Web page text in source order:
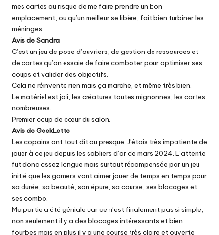
mes cartes au risque de me faire prendre un bon
emplacement, ou qu’un meilleur se libère, fait bien turbiner les
méninges.
Avis de Sandra
C’est un jeu de pose d’ouvriers, de gestion de ressources et
de cartes qu’on essaie de faire comboter pour optimiser ses
coups et valider des objectifs.
Cela ne réinvente rien mais ça marche, et même très bien.
Le matériel est joli, les créatures toutes mignonnes, les cartes
nombreuses.
Premier coup de cœur du salon.
Avis de GeekLette
Les copains ont tout dit ou presque. J’étais très impatiente de
jouer à ce jeu depuis les sabliers d’or de mars 2024. L’attente
fut donc assez longue mais surtout récompensée par un jeu
initié que les gamers vont aimer jouer de temps en temps pour
sa durée, sa beauté, son épure, sa course, ses blocages et
ses combo.
Ma partie a été géniale car ce n’est finalement pas si simple,
non seulement il y a des blocages intéressants et bien
fourbes mais en plus il y a une course très claire et ouverte